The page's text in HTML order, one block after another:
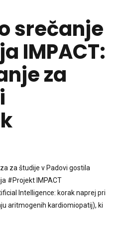
srečanje
IMPACT:
za
za študije v Padovi gostila
#Projekt IMPACT
Intelligence: korak naprej pri
aritmogenih kardiomiopatij), ki